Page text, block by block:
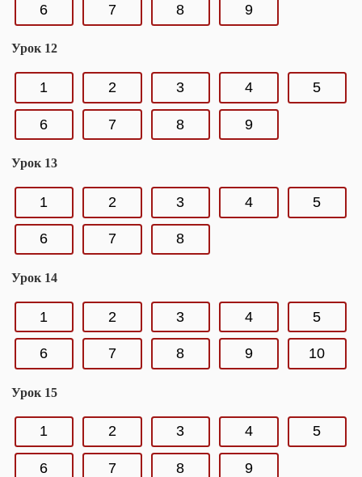
6 7 8 9
Урок 12
1 2 3 4 5
6 7 8 9
Урок 13
1 2 3 4 5
6 7 8
Урок 14
1 2 3 4 5
6 7 8 9 10
Урок 15
1 2 3 4 5
6 7 8 9